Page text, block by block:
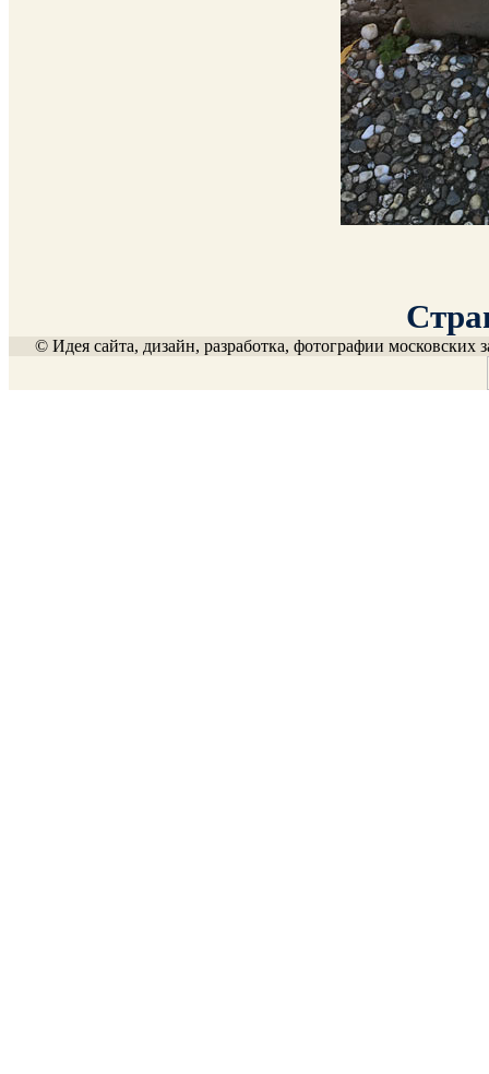
© Идея сайта, дизайн, разработка, фотографии московских